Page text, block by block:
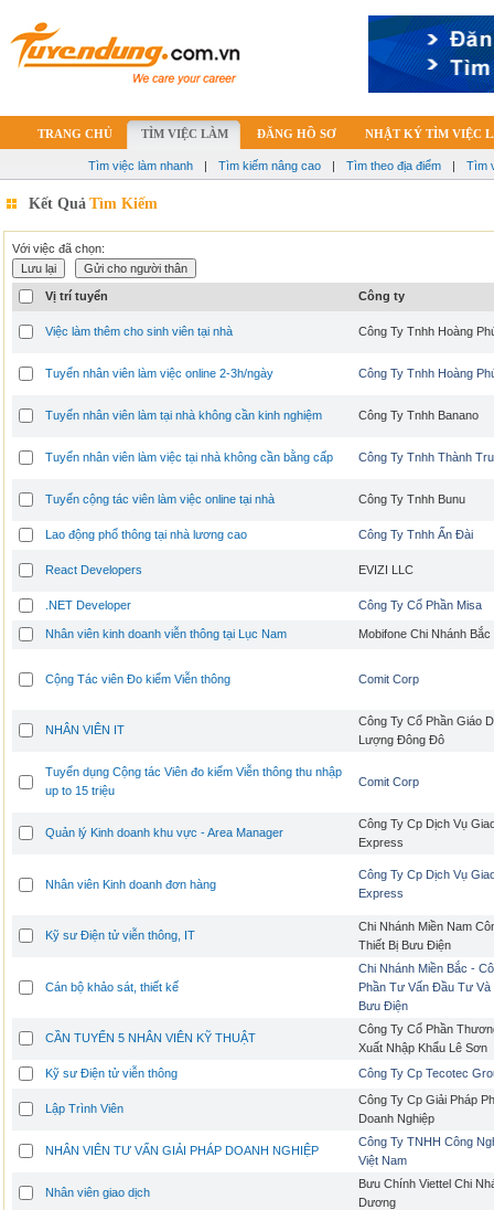
TRANG CHỦ TÌM VIỆC LÀM ĐĂNG HỒ SƠ NHẬT KÝ TÌM VIỆC
Tìm việc làm nhanh | Tìm kiếm nâng cao | Tìm theo địa điểm | Tìm
Kết Quả Tìm Kiếm
Với việc đã chọn:
Vị trí tuyển Công ty
Việc làm thêm cho sinh viên tại nhà Công Ty Tnhh Hoàng
Tuyển nhân viên làm việc online 2-3h/ngày Công Ty Tnhh Hoàng
Tuyển nhân viên làm tại nhà không cần kinh nghiệm Công Ty Tnhh Banano
Tuyển nhân viên làm việc tại nhà không cần bằng cấp Công Ty Tnhh Thành
Tuyển cộng tác viên làm việc online tại nhà Công Ty Tnhh Bunu
Lao động phổ thông tại nhà lương cao Công Ty Tnhh Ấn Đài
React Developers EVIZI LLC
.NET Developer Công Ty Cổ Phần Misa
Nhân viên kinh doanh viễn thông tại Lục Nam Mobifone Chi Nhánh Bắc
Cộng Tác viên Đo kiểm Viễn thông Comit Corp
NHÂN VIÊN IT
Công Ty Cổ Phần Giáo
Lượng Đông Đô
Tuyển dụng Cộng tác Viên đo kiểm Viễn thông thu nhập
up to 15 triệu
Comit Corp
Quản lý Kinh doanh khu vực - Area Manager
Công Ty Cp Dịch Vụ
Express
Nhân viên Kinh doanh đơn hàng
Công Ty Cp Dịch Vụ
Express
Kỹ sư Điện tử viễn thông, IT
Chi Nhánh Miền Nam
Thiết Bị Bưu Điện
Cán bộ khảo sát, thiết kế
Chi Nhánh Miền Bắc -
Phần Tư Vấn Đầu Tư Và
Bưu Điện
CẦN TUYỂN 5 NHÂN VIÊN KỸ THUẬT
Công Ty Cổ Phần
Xuất Nhập Khẩu Lê Sơn
Kỹ sư Điện tử viễn thông
Công Ty Cp Tecotec
Lập Trình Viên
Công Ty Cp Giải Pháp
Doanh Nghiệp
NHÂN VIÊN TƯ VẤN GIẢI PHÁP DOANH NGHIỆP
Công Ty TNHH Công
Việt Nam
Nhân viên giao dịch
Bưu Chính Viettel Chi
Dương